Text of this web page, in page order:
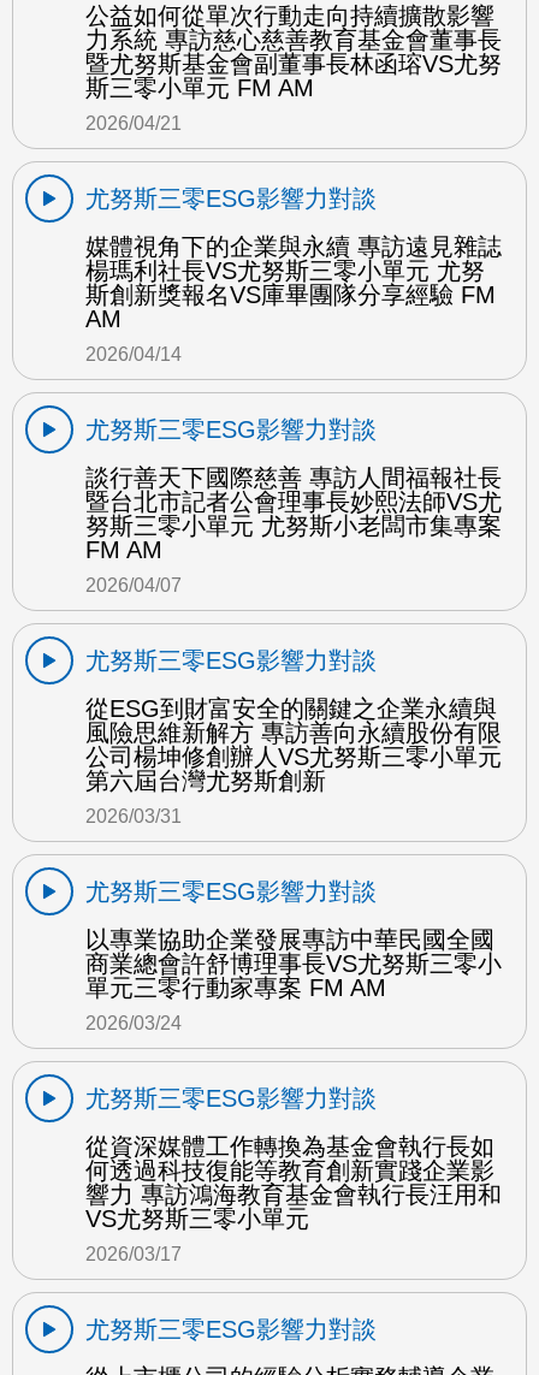
公益如何從單次行動走向持續擴散影響
力系統 專訪慈心慈善教育基金會董事長
暨尤努斯基金會副董事長林函瑢VS尤努
斯三零小單元 FM AM
2026/04/21
尤努斯三零ESG影響力對談
媒體視角下的企業與永續 專訪遠見雜誌
楊瑪利社長VS尤努斯三零小單元 尤努
斯創新獎報名VS庫畢團隊分享經驗 FM
AM
2026/04/14
尤努斯三零ESG影響力對談
談行善天下國際慈善 專訪人間福報社長
暨台北市記者公會理事長妙熙法師VS尤
努斯三零小單元 尤努斯小老闆市集專案
FM AM
2026/04/07
尤努斯三零ESG影響力對談
從ESG到財富安全的關鍵之企業永續與
風險思維新解方 專訪善向永續股份有限
公司楊坤修創辦人VS尤努斯三零小單元
第六屆台灣尤努斯創新
2026/03/31
尤努斯三零ESG影響力對談
以專業協助企業發展專訪中華民國全國
商業總會許舒博理事長VS尤努斯三零小
單元三零行動家專案 FM AM
2026/03/24
尤努斯三零ESG影響力對談
從資深媒體工作轉換為基金會執行長如
何透過科技復能等教育創新實踐企業影
響力 專訪鴻海教育基金會執行長汪用和
VS尤努斯三零小單元
2026/03/17
尤努斯三零ESG影響力對談